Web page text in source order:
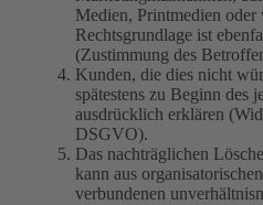
Medien, Printmedien oder
Rechtsgrundlage ist
(Zustimmung des
Kunden, die dies nicht
spätestens zu Beginn des
ausdrücklich erklären
DSGVO).
Das nachträglichen
kann aus
verbundenen